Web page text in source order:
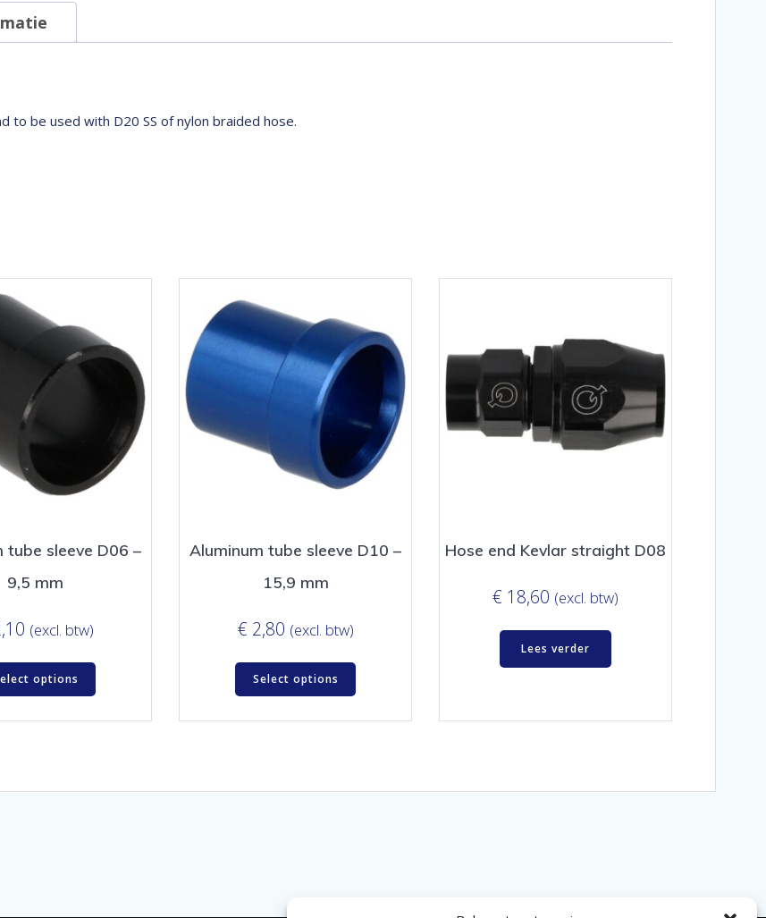
to be used with D20 SS of nylon braided hose.
tube sleeve D06 –
9,5 mm
(excl. btw)
options
Aluminum tube sleeve D10 –
15,9 mm
€ 2,80 (excl. btw)
Select options
Hose end Kevlar straight D08
€ 18,60 (excl. btw)
Lees verder